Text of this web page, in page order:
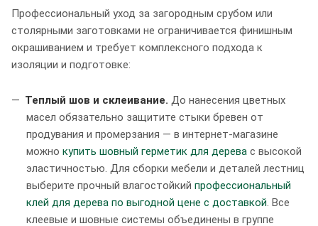
Профессиональный уход за загородным срубом или
столярными заготовками не ограничивается финишным
окрашиванием и требует комплексного подхода к
изоляции и подготовке:
Теплый шов и склеивание. До нанесения цветных
масел обязательно защитите стыки бревен от
продувания и промерзания — в интернет-магазине
можно купить шовный герметик для дерева с высокой
эластичностью. Для сборки мебели и деталей лестниц
выберите прочный влагостойкий профессиональный
клей для дерева по выгодной цене с доставкой. Все
клеевые и шовные системы объединены в группе